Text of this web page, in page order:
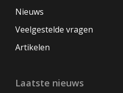
Nieuws
Veelgestelde vragen
Artikelen
Laatste nieuws